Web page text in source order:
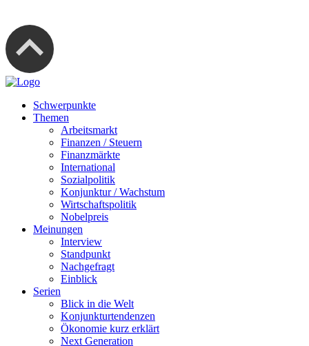
Schwerpunkte
Themen
Arbeitsmarkt
Finanzen / Steuern
Finanzmärkte
International
Sozialpolitik
Konjunktur / Wachstum
Wirtschaftspolitik
Nobelpreis
Meinungen
Interview
Standpunkt
Nachgefragt
Einblick
Serien
Blick in die Welt
Konjunkturtendenzen
Ökonomie kurz erklärt
Next Generation